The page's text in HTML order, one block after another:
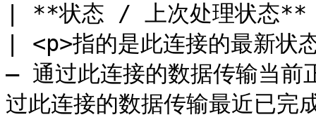
| **状态 / 上次处理状态**
| <p>指的是此连接的最新
— 通过此连接的数据传输当
过此连接的数据传输最近已